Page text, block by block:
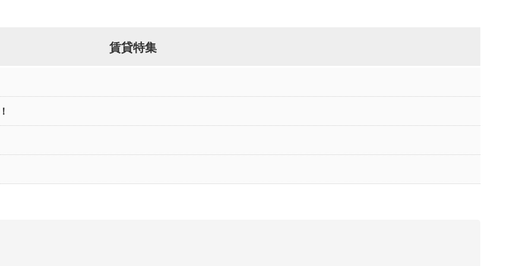
賃貸特集